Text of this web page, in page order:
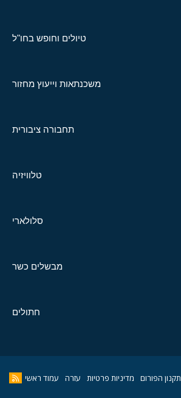
טיולים וחופש בחו"ל
משכנתאות וייעוץ מחזור
תחבורה ציבורית
טלוויזיה
סלולארי
מבשלים כשר
חתולים
תקנון הפורום מדיניות פרטיות עזרה עמוד ראשי